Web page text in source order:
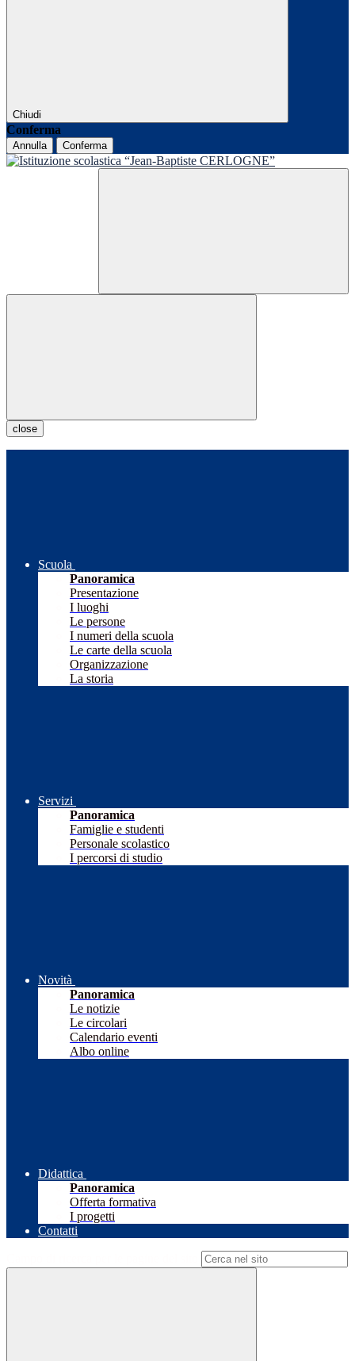
Chiudi
Conferma
Annulla Conferma
close
Scuola
Panoramica
Presentazione
I luoghi
Le persone
I numeri della scuola
Le carte della scuola
Organizzazione
La storia
Servizi
Panoramica
Famiglie e studenti
Personale scolastico
I percorsi di studio
Novità
Panoramica
Le notizie
Le circolari
Calendario eventi
Albo online
Didattica
Panoramica
Offerta formativa
I progetti
Contatti